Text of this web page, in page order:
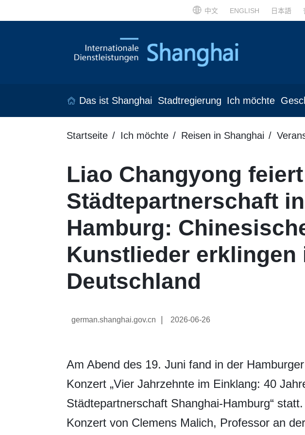
中文 ENGLISH 日本語
Das ist Shanghai Stadtregierung Ich möchte
Startseite Ich möchte Reisen in Shanghai
Liao Changyong
Städtepartnerschaft in
Hamburg:
Kunstlieder erklingen
Deutschland
german.shanghai.gov.cn 2026-06-26
Am Abend des 19. Juni fand in der
Konzert „Vier Jahrzehnte im Einklang: 40
Städtepartnerschaft Shanghai-Hamburg“
Konzert von Clemens Malich, Professor an